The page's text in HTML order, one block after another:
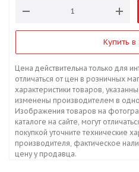
Купить в
Цена действительна только для
отличаться от цен в розничных
характеристики товаров,
изменены производителем в
Изображения товаров на
каталоге на сайте, могут
покупкой уточните технические
производителя, фактическое
цену у продавца.